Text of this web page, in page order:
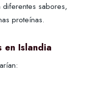
sabores,
proteínas.
en Islandia